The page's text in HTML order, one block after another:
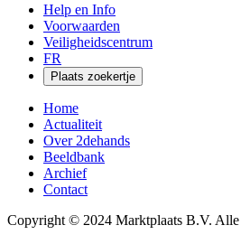
Close
Menu
Help en Info
Voorwaarden
Veiligheidscentrum
FR
Plaats zoekertje
Home
Actualiteit
Over 2dehands
Beeldbank
Archief
Contact
Copyright © 2024 Marktplaats B.V. Alle